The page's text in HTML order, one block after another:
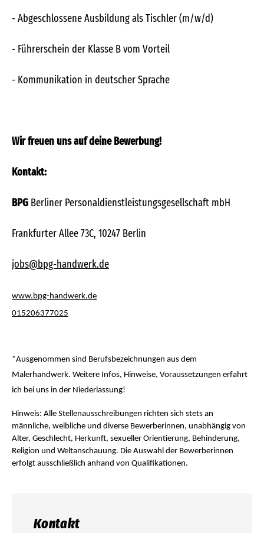
- Abgeschlossene Ausbildung als Tischler (m/w/d)
- Führerschein der Klasse B vom Vorteil
- Kommunikation in deutscher Sprache
Wir freuen uns auf deine Bewerbung!
Kontakt:
BPG Berliner Personaldienstleistungsgesellschaft mbH
Frankfurter Allee 73C, 10247 Berlin
jobs@bpg-handwerk.de
www.bpg-handwerk.de
015206377025
*Ausgenommen sind Berufsbezeichnungen aus dem
Malerhandwerk. Weitere Infos, Hinweise, Voraussetzungen erfahrt
ich bei uns in der Niederlassung!
Hinweis: Alle Stellenausschreibungen richten sich stets an
männliche, weibliche und diverse Bewerberinnen, unabhängig von
Alter, Geschlecht, Herkunft, sexueller Orientierung, Behinderung,
Religion und Weltanschauung. Die Auswahl der Bewerberinnen
erfolgt ausschließlich anhand von Qualifikationen.
Kontakt